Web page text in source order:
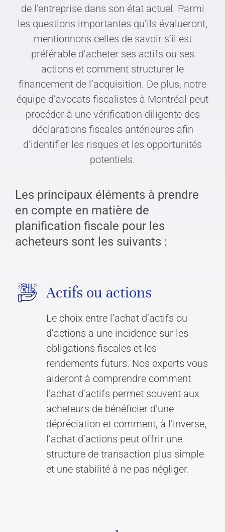
de l’entreprise dans son état actuel. Parmi
les questions importantes qu’ils évalueront,
mentionnons celles de savoir s’il est
préférable d’acheter ses actifs ou ses
actions et comment structurer le
financement de l’acquisition. De plus, notre
équipe d’avocats fiscalistes à Montréal peut
procéder à une vérification diligente des
déclarations fiscales antérieures afin
d’identifier les risques et les opportunités
potentiels.
Les principaux éléments à prendre
en compte en matière de
planification fiscale pour les
acheteurs sont les suivants :
Actifs ou actions
Le choix entre l’achat d’actifs ou
d’actions a une incidence sur les
obligations fiscales et les
rendements futurs. Nos experts vous
aideront à comprendre comment
l’achat d’actifs permet souvent aux
acheteurs de bénéficier d’une
dépréciation et comment, à l’inverse,
l’achat d’actions peut offrir une
structure de transaction plus simple
et une stabilité à ne pas négliger.